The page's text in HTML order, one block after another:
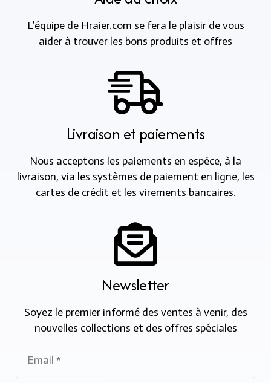
L’équipe de Hraier.com se fera le plaisir de vous
aider à trouver les bons produits et offres
Livraison et paiements
Nous acceptons les paiements en espèce, à la
livraison, via les systèmes de paiement en ligne, les
cartes de crédit et les virements bancaires.
Newsletter
Soyez le premier informé des ventes à venir, des
nouvelles collections et des offres spéciales